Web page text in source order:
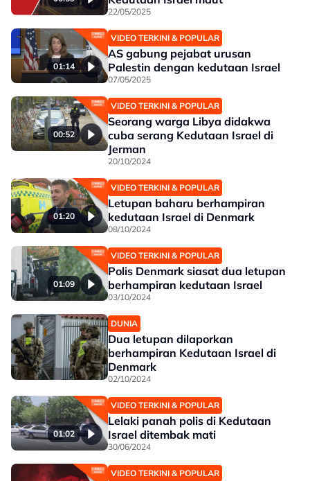
22/05/2025
01:14
VIDEO TERKINI & POPULAR
AS gabung pejabat urusan
Palestin dengan kedutaan Israel
07/05/2025
00:52
VIDEO TERKINI & POPULAR
Seorang warga Libya didakwa
cuba serang Kedutaan Israel di
Jerman
20/10/2024
01:20
VIDEO TERKINI & POPULAR
Letupan baharu berhampiran
kedutaan Israel di Denmark
08/10/2024
01:09
VIDEO TERKINI & POPULAR
Polis Denmark siasat dua letupan
berhampiran kedutaan Israel
03/10/2024
DUNIA
Dua letupan dilaporkan
berhampiran Kedutaan Israel di
Denmark
02/10/2024
01:02
VIDEO TERKINI & POPULAR
Lelaki panah polis di Kedutaan
Israel ditembak mati
30/06/2024
VIDEO TERKINI & POPULAR